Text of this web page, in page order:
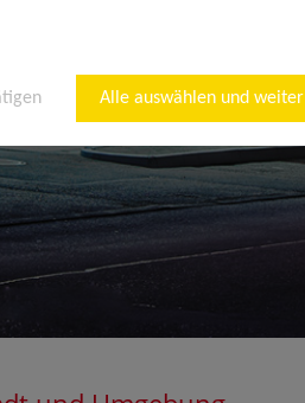
Alle auswählen und weiter